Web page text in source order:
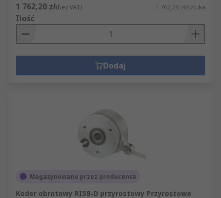
1 762,20 zł(bez VAT) 1 762,20 zł/sztuka
Ilość
Dodaj
Magazynowane przez producenta
Koder obrotowy RI58-D przyrostowy Przyrostowe